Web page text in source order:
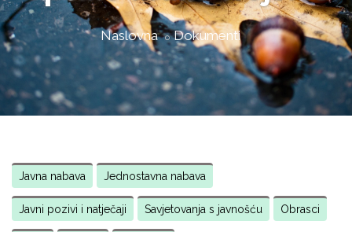
Naslovna Dokumenti
Javna nabava Jednostavna nabava
Javni pozivi i natječaji Savjetovanja s javnošću Obrasci